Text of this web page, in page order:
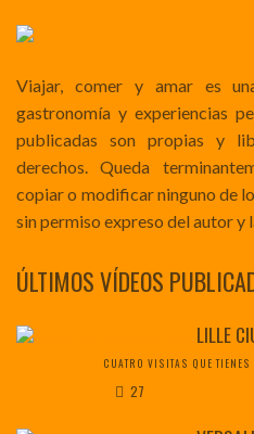
Viajar, comer y amar es
gastronomía y experiencias
publicadas son propias y
derechos. Queda
copiar o modificar ninguno de
sin permiso expreso del autor y
ÚLTIMOS VÍDEOS
LILLE
CUATRO VISITAS QUE
27